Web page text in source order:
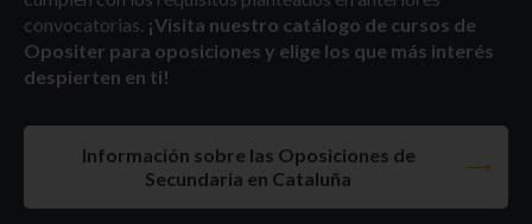
convocatorias. ¡Visita nuestro catálogo de cursos de
Opositer para oposiciones y elige los que más interés
despierten en ti!
Información sobre las Oposiciones de
Secundaria en Cataluña